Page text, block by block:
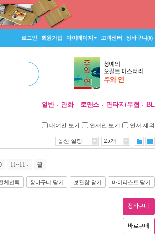
로그인 회원가입 마이페이지 고객센터 장바구니(0)
일반 만화 로맨스 판타지/무협 BL
대여만 보기 연재만 보기 연재 제외
옵션 설정 25개
11~11 끝
체선택 장바구니 담기 보관함 담기 마이리스트 담기
장바구니
바로구매